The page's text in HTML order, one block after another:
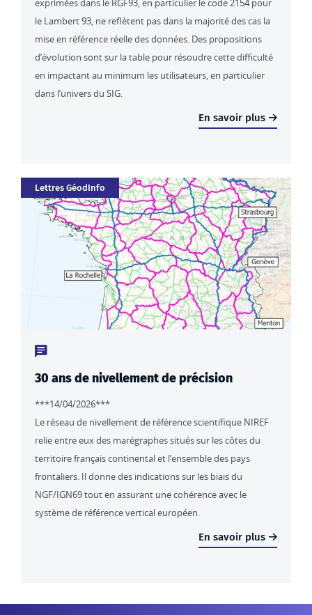
le Lambert 93, ne reflètent pas dans la majorité des cas la
mise en référence réelle des données. Des propositions
d’évolution sont sur la table pour résoudre cette difficulté
en impactant au minimum les utilisateurs, en particulier
dans l’univers du SIG.
En savoir plus
Catégorie
Lettres GéodInfo
Type de contenu : actualités
30 ans de nivellement de précision
***14/04/2026***
Le réseau de nivellement de référence scientifique NIREF
relie entre eux des marégraphes situés sur les côtes du
territoire français continental et l’ensemble des pays
frontaliers. Il donne des indications sur les biais du
NGF/IGN69 tout en assurant une cohérence avec le
système de référence vertical européen.
En savoir plus